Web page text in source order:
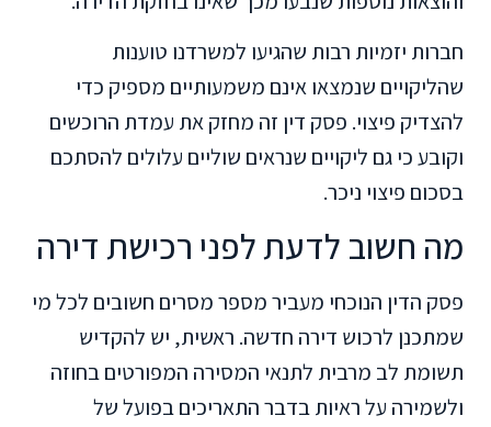
חברות יזמיות רבות שהגיעו למשרדנו טוענות
שהליקויים שנמצאו אינם משמעותיים מספיק כדי
להצדיק פיצוי. פסק דין זה מחזק את עמדת הרוכשים
וקובע כי גם ליקויים שנראים שוליים עלולים להסתכם
בסכום פיצוי ניכר.
מה חשוב לדעת לפני רכישת דירה
פסק הדין הנוכחי מעביר מספר מסרים חשובים לכל מי
שמתכנן לרכוש דירה חדשה. ראשית, יש להקדיש
תשומת לב מרבית לתנאי המסירה המפורטים בחוזה
ולשמירה על ראיות בדבר התאריכים בפועל של